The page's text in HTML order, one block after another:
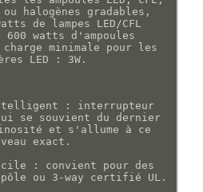
ou halogènes gradables,
de lampes LED/CFL
600 watts d'ampoules
charge minimale pour les
LED : 3W.
: interrupteur
qui se souvient du dernier
et s'allume à ce
exact.
: convient pour des
ou 3-way certifié UL.